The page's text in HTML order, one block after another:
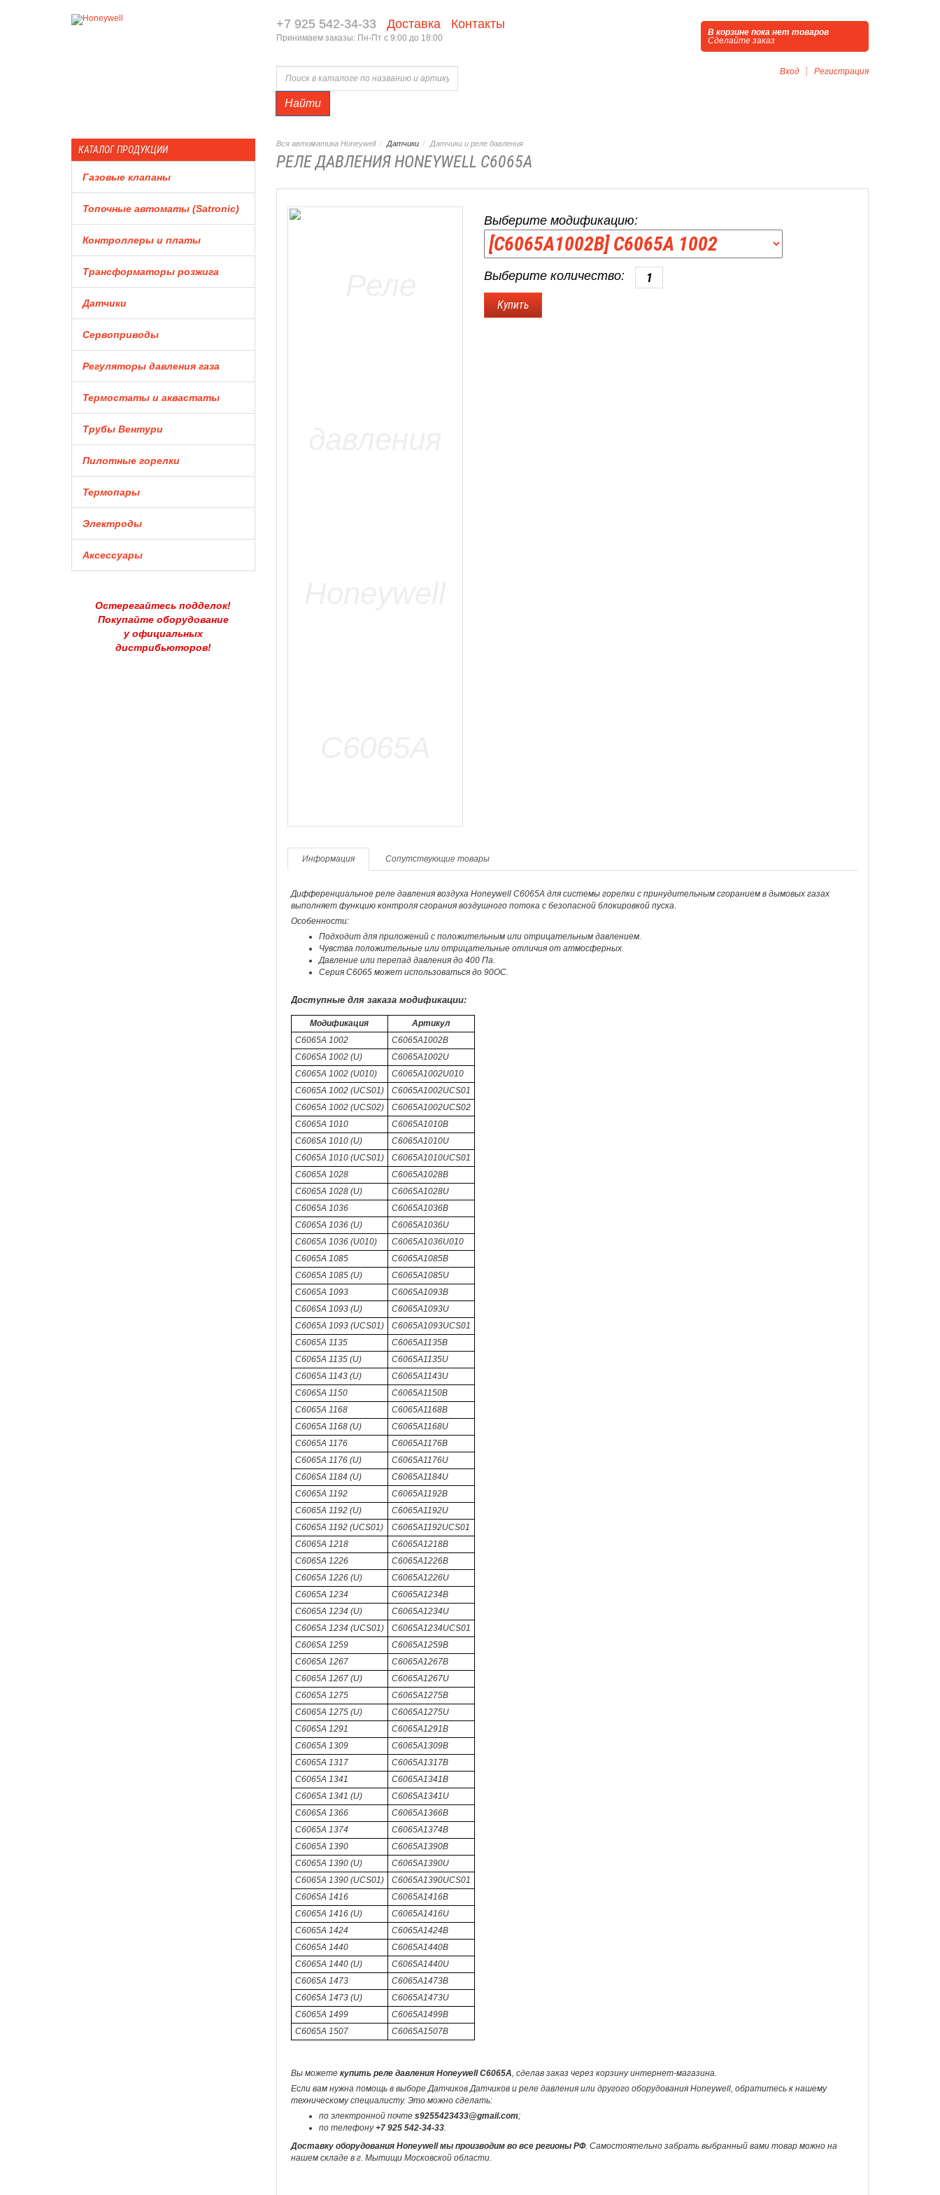
+7 925 542-34-33 Доставка Контакты
Принимаем заказы: Пн-Пт с 9:00 до 18:00
В корзине пока нет товаров
Сделайте заказ
Найти
Вход Регистрация
КАТАЛОГ ПРОДУКЦИИ
Газовые клапаны
Топочные автоматы (Satronic)
Контроллеры и платы
Трансформаторы розжига
Датчики
Сервоприводы
Регуляторы давления газа
Термостаты и аквастаты
Трубы Вентури
Пилотные горелки
Термопары
Электроды
Аксессуары
Остерегайтесь подделок!
Покупайте оборудование
у официальных
дистрибьюторов!
Вся автоматика Honeywell Датчики Датчики и реле давления
РЕЛЕ ДАВЛЕНИЯ HONEYWELL C6065A
Выберите модификацию:
Выберите количество:
Информация Сопутствующие товары
Дифференциальное реле давления воздуха Honeywell C6065A для системы горелки с принудительным сгоранием в дымовых газах
выполняет функцию контроля сгорания воздушного потока с безопасной блокировкой пуска.
Особенности:
Подходит для приложений с положительным или отрицательным давлением.
Чувства положительные или отрицательные отличия от атмосферных.
Давление или перепад давления до 400 Па.
Серия C6065 может использоваться до 90OC.
Доступные для заказа модификации:
Модификация
Артикул
C6065A 1002
C6065A1002B
C6065A 1002 (U)
C6065A1002U
C6065A 1002 (U010)
C6065A1002U010
C6065A 1002 (UCS01)
C6065A1002UCS01
C6065A 1002 (UCS02)
C6065A1002UCS02
C6065A 1010
C6065A1010B
C6065A 1010 (U)
C6065A1010U
C6065A 1010 (UCS01)
C6065A1010UCS01
C6065A 1028
C6065A1028B
C6065A 1028 (U)
C6065A1028U
C6065A 1036
C6065A1036B
C6065A 1036 (U)
C6065A1036U
C6065A 1036 (U010)
C6065A1036U010
C6065A 1085
C6065A1085B
C6065A 1085 (U)
C6065A1085U
C6065A 1093
C6065A1093B
C6065A 1093 (U)
C6065A1093U
C6065A 1093 (UCS01)
C6065A1093UCS01
C6065A 1135
C6065A1135B
C6065A 1135 (U)
C6065A1135U
C6065A 1143 (U)
C6065A1143U
C6065A 1150
C6065A1150B
C6065A 1168
C6065A1168B
C6065A 1168 (U)
C6065A1168U
C6065A 1176
C6065A1176B
C6065A 1176 (U)
C6065A1176U
C6065A 1184 (U)
C6065A1184U
C6065A 1192
C6065A1192B
C6065A 1192 (U)
C6065A1192U
C6065A 1192 (UCS01)
C6065A1192UCS01
C6065A 1218
C6065A1218B
C6065A 1226
C6065A1226B
C6065A 1226 (U)
C6065A1226U
C6065A 1234
C6065A1234B
C6065A 1234 (U)
C6065A1234U
C6065A 1234 (UCS01)
C6065A1234UCS01
C6065A 1259
C6065A1259B
C6065A 1267
C6065A1267B
C6065A 1267 (U)
C6065A1267U
C6065A 1275
C6065A1275B
C6065A 1275 (U)
C6065A1275U
C6065A 1291
C6065A1291B
C6065A 1309
C6065A1309B
C6065A 1317
C6065A1317B
C6065A 1341
C6065A1341B
C6065A 1341 (U)
C6065A1341U
C6065A 1366
C6065A1366B
C6065A 1374
C6065A1374B
C6065A 1390
C6065A1390B
C6065A 1390 (U)
C6065A1390U
C6065A 1390 (UCS01)
C6065A1390UCS01
C6065A 1416
C6065A1416B
C6065A 1416 (U)
C6065A1416U
C6065A 1424
C6065A1424B
C6065A 1440
C6065A1440B
C6065A 1440 (U)
C6065A1440U
C6065A 1473
C6065A1473B
C6065A 1473 (U)
C6065A1473U
C6065A 1499
C6065A1499B
C6065A 1507
C6065A1507B
Вы можете купить реле давления Honeywell C6065A, сделав заказ через корзину интернет-магазина.
Если вам нужна помощь в выборе Датчиков Датчиков и реле давления или другого оборудования Honeywell, обратитесь к нашему
техническому специалисту. Это можно сделать:
по электронной почте s9255423433@gmail.com;
по телефону+7 925 542-34-33.
Доставку оборудования Honeywell мы производим во все регионы РФ. Самостоятельно забрать выбранный вами товар можно на
нашем складе в г. Мытищи Московской области.